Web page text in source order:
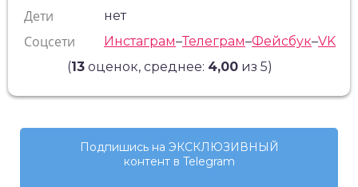
Дети нет
Соцсети Инстаграм–Телеграм–Фейсбук–VK
(13 оценок, среднее: 4,00 из 5)
Подпишись на ЭКСКЛЮЗИВНЫЙ
контент в Telegram